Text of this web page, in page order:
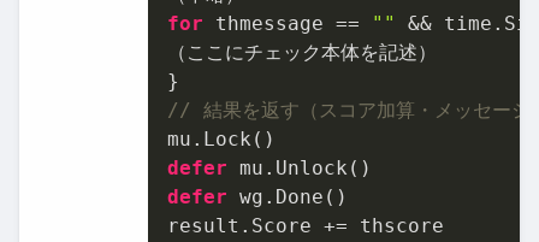
for thmessage == ""
&&
（ここにチェック本体を記述）
// 結果を返す（スコア加算・メッセージ
defer
defer wg.Done()